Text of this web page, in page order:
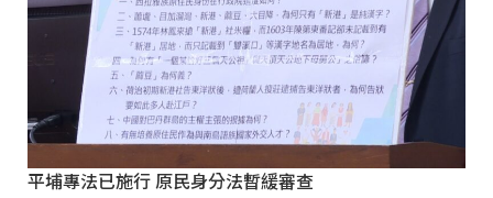
平埔專法已施行 原民身分法暫緩審查